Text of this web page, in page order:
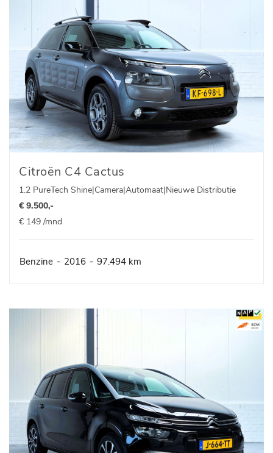
Citroën C4 Cactus
1.2 PureTech Shine|Camera|Automaat|Nieuwe Distributie
€ 9.500,-
€ 149 /mnd
Benzine - 2016 - 97.494 km